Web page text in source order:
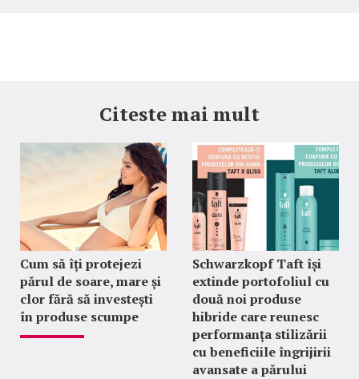
Citeste mai mult
Cum să îți protejezi
părul de soare, mare și
clor fără să investești
în produse scumpe
Schwarzkopf Taft își
extinde portofoliul cu
două noi produse
hibride care reunesc
performanța stilizării
cu beneficiile îngrijirii
avansate a părului